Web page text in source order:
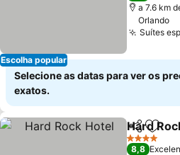
Escolha popular
a 7.6 km
Orlando
Suítes
Selecione as datas para ver os
exatos.
Partilhar
Hard
4 Estrelas
8,8